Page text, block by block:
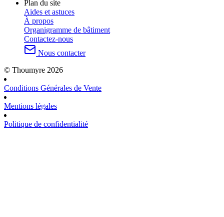
Plan du site
Aides et astuces
À propos
Organigramme de bâtiment
Contactez-nous
Nous contacter
© Thoumyre 2026
Conditions Générales de Vente
Mentions légales
Politique de confidentialité